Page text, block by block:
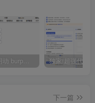
mingdon 明动 burp插件0.2.6版本 本地时间校验去除版
下一篇